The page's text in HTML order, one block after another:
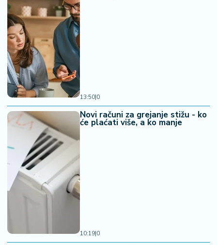
13:50|0
Novi računi za grejanje stižu - ko
će plaćati više, a ko manje
10:19|0